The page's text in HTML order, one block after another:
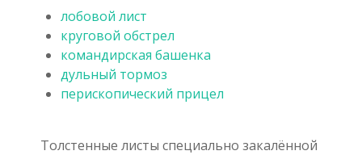
лобовой лист
круговой обстрел
командирская башенка
дульный тормоз
перископический прицел
Толстенные листы специально закалённой